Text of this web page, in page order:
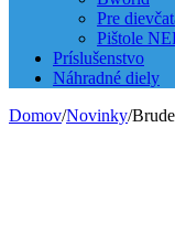
Pre
Pištole
Príslušenstvo
Náhradné diely
Domov/Novinky/